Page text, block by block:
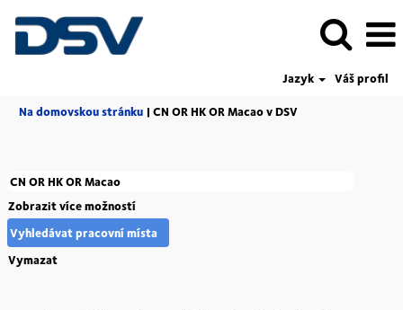
Jazyk
Váš profil
Na domovskou stránku | CN OR HK OR Macao v DSV(aktuální
Zobrazit více možností
Vymazat